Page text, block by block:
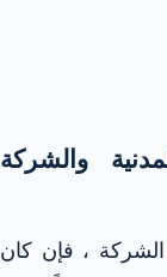
والشركة
الشركة ، فإن كان